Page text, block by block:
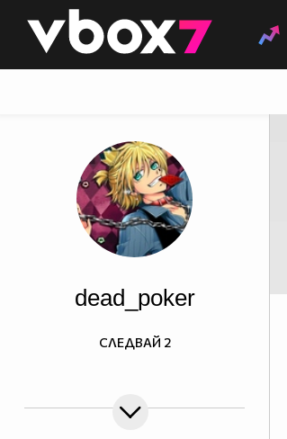
👾
dead_poker
СЛЕДВАЙ 2